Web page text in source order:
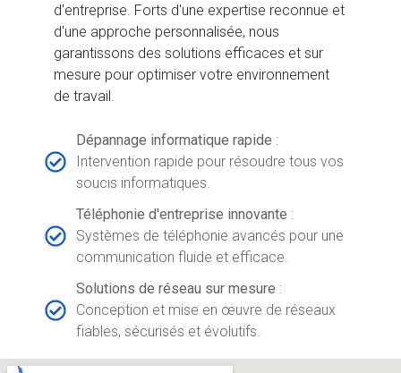
d'entreprise. Forts d'une expertise reconnue et
d'une approche personnalisée, nous
garantissons des solutions efficaces et sur
mesure pour optimiser votre environnement
de travail.
Dépannage informatique rapide :
Intervention rapide pour résoudre tous vos
soucis informatiques.
Téléphonie d'entreprise innovante :
Systèmes de téléphonie avancés pour une
communication fluide et efficace.
Solutions de réseau sur mesure :
Conception et mise en œuvre de réseaux
fiables, sécurisés et évolutifs.